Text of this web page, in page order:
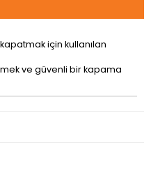
için kullanılan
ve güvenli bir kapama